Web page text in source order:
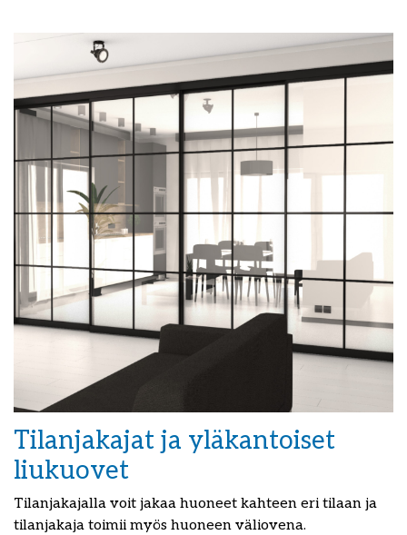
Tilanjakajat ja yläkantoiset
liukuovet
Tilanjakajalla voit jakaa huoneet kahteen eri tilaan ja
tilanjakaja toimii myös huoneen väliovena.